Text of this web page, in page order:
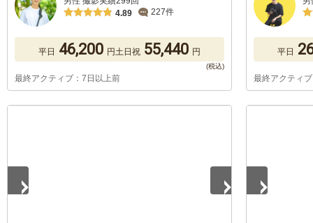
4.89
227件
平日 46,200 円土日祝 55,440 円
最終アクティブ：7日以上前
平日
最終アクティ